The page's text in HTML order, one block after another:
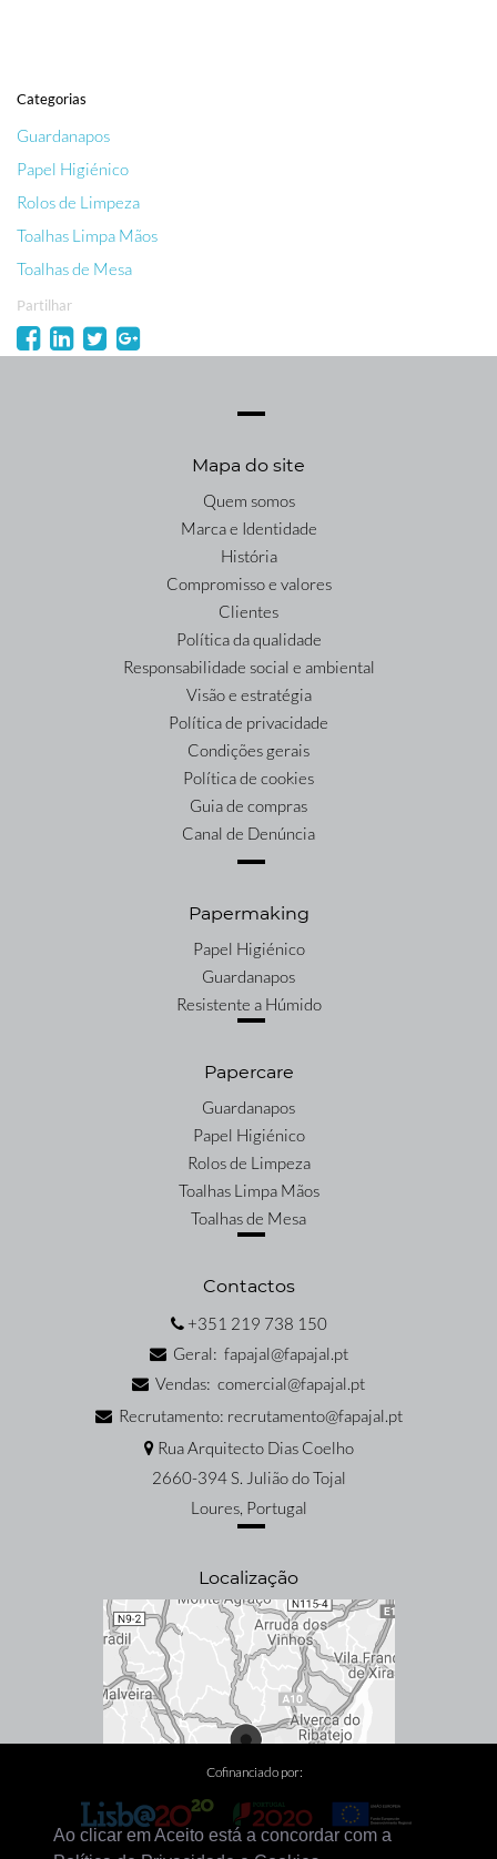
Ao clicar em Aceito está a concordar com a
Categorias
Guardanapos
Papel Higiénico
Rolos de Limpeza
Toalhas Limpa Mãos
Toalhas de Mesa
Partilhar
Mapa do site
Quem somos
Marca e Identidade
História
Compromisso e valores
Clientes
Política da qualidade
Responsabilidade social e ambiental
Visão e estratégia
Política de privacidade
Condições gerais
Política de cookies
Guia de compras
Canal de Denúncia
Papermaking
Papel Higiénico
Guardanapos
Resistente a Húmido
Papercare
Guardanapos
Papel Higiénico
Rolos de Limpeza
Toalhas Limpa Mãos
Toalhas de Mesa
Contactos
+351 219 738 150
Geral: fapajal@fapajal.pt
Vendas: comercial@fapajal.pt
Recrutamento: recrutamento@fapajal.pt
Rua Arquitecto Dias Coelho
2660-394 S. Julião do Tojal
Loures, Portugal
Localização
Cofinanciado por: